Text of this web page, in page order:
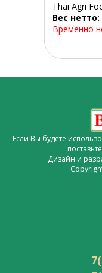
Thai Agri
Вес нетто:
Временно
Если Вы будете
Дизайн и